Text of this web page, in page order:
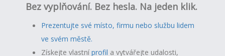
Bez vyplňování. Bez hesla. Na jeden klik.
Prezentujte své místo, firmu nebo službu lidem
ve svém městě.
Získejte vlastníprofil a vytvářejte udalosti,